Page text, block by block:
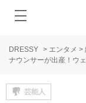
DRESSY > エンタメ >
ナウンサーが出産！ウ
芸能人